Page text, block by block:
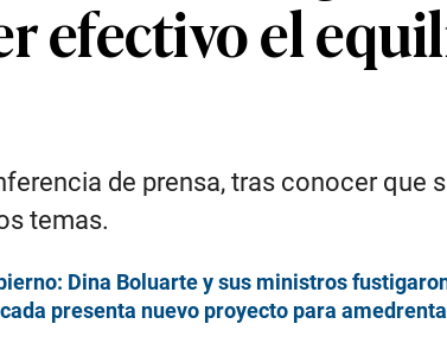
efectivo el
de prensa, tras conocer
temas.
Dina Boluarte y sus ministros
presenta nuevo proyecto para